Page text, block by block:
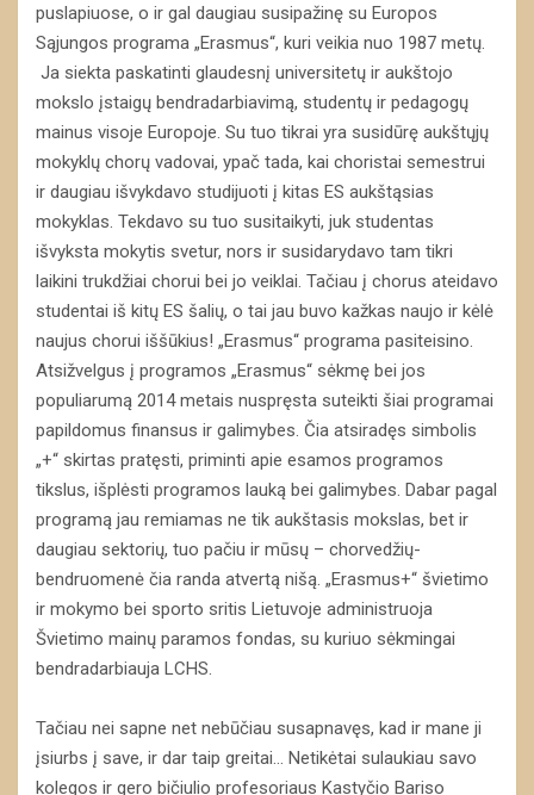
puslapiuose, o ir gal daugiau susipažinę su Europos
Sąjungos programa „Erasmus“, kuri veikia nuo 1987 metų.
Ja siekta paskatinti glaudesnį universitetų ir aukštojo
mokslo įstaigų bendradarbiavimą, studentų ir pedagogų
mainus visoje Europoje. Su tuo tikrai yra susidūrę aukštųjų
mokyklų chorų vadovai, ypač tada, kai choristai semestrui
ir daugiau išvykdavo studijuoti į kitas ES aukštąsias
mokyklas. Tekdavo su tuo susitaikyti, juk studentas
išvyksta mokytis svetur, nors ir susidarydavo tam tikri
laikini trukdžiai chorui bei jo veiklai. Tačiau į chorus ateidavo
studentai iš kitų ES šalių, o tai jau buvo kažkas naujo ir kėlė
naujus chorui iššūkius! „Erasmus“ programa pasiteisino.
Atsižvelgus į programos „Erasmus“ sėkmę bei jos
populiarumą 2014 metais nuspręsta suteikti šiai programai
papildomus finansus ir galimybes. Čia atsiradęs simbolis
„+“ skirtas pratęsti, priminti apie esamos programos
tikslus, išplėsti programos lauką bei galimybes. Dabar pagal
programą jau remiamas ne tik aukštasis mokslas, bet ir
daugiau sektorių, tuo pačiu ir mūsų – chorvedžių-
bendruomenė čia randa atvertą nišą. „Erasmus+“ švietimo
ir mokymo bei sporto sritis Lietuvoje administruoja
Švietimo mainų paramos fondas, su kuriuo sėkmingai
bendradarbiauja LCHS.
Tačiau nei sapne net nebūčiau susapnavęs, kad ir mane ji
įsiurbs į save, ir dar taip greitai… Netikėtai sulaukiau savo
kolegos ir gero bičiulio profesoriaus Kastyčio Bariso